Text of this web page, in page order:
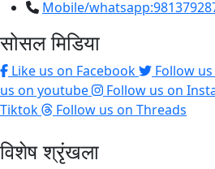
Mobile/
सोसल मिडिया
Like us on Facebook Follow
us on youtube
Follow us on
Tiktok
Follow us on Threads
विशेष श्रृंखला